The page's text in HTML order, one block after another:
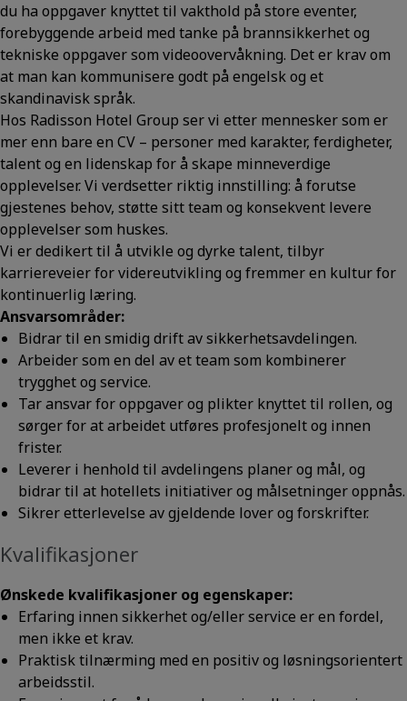
du ha oppgaver knyttet til vakthold på store eventer,
forebyggende arbeid med tanke på brannsikkerhet og
tekniske oppgaver som videoovervåkning. Det er krav om
at man kan kommunisere godt på engelsk og et
skandinavisk språk.
Hos Radisson Hotel Group ser vi etter mennesker som er
mer enn bare en CV – personer med karakter, ferdigheter,
talent og en lidenskap for å skape minneverdige
opplevelser. Vi verdsetter riktig innstilling: å forutse
gjestenes behov, støtte sitt team og konsekvent levere
opplevelser som huskes.
Vi er dedikert til å utvikle og dyrke talent, tilbyr
karriereveier for videreutvikling og fremmer en kultur for
kontinuerlig læring.
Ansvarsområder:
Bidrar til en smidig drift av sikkerhetsavdelingen.
Arbeider som en del av et team som kombinerer
trygghet og service.
Tar ansvar for oppgaver og plikter knyttet til rollen, og
sørger for at arbeidet utføres profesjonelt og innen
frister.
Leverer i henhold til avdelingens planer og mål, og
bidrar til at hotellets initiativer og målsetninger oppnås.
Sikrer etterlevelse av gjeldende lover og forskrifter.
Kvalifikasjoner
Ønskede kvalifikasjoner og egenskaper:
Erfaring innen sikkerhet og/eller service er en fordel,
men ikke et krav.
Praktisk tilnærming med en positiv og løsningsorientert
arbeidsstil.